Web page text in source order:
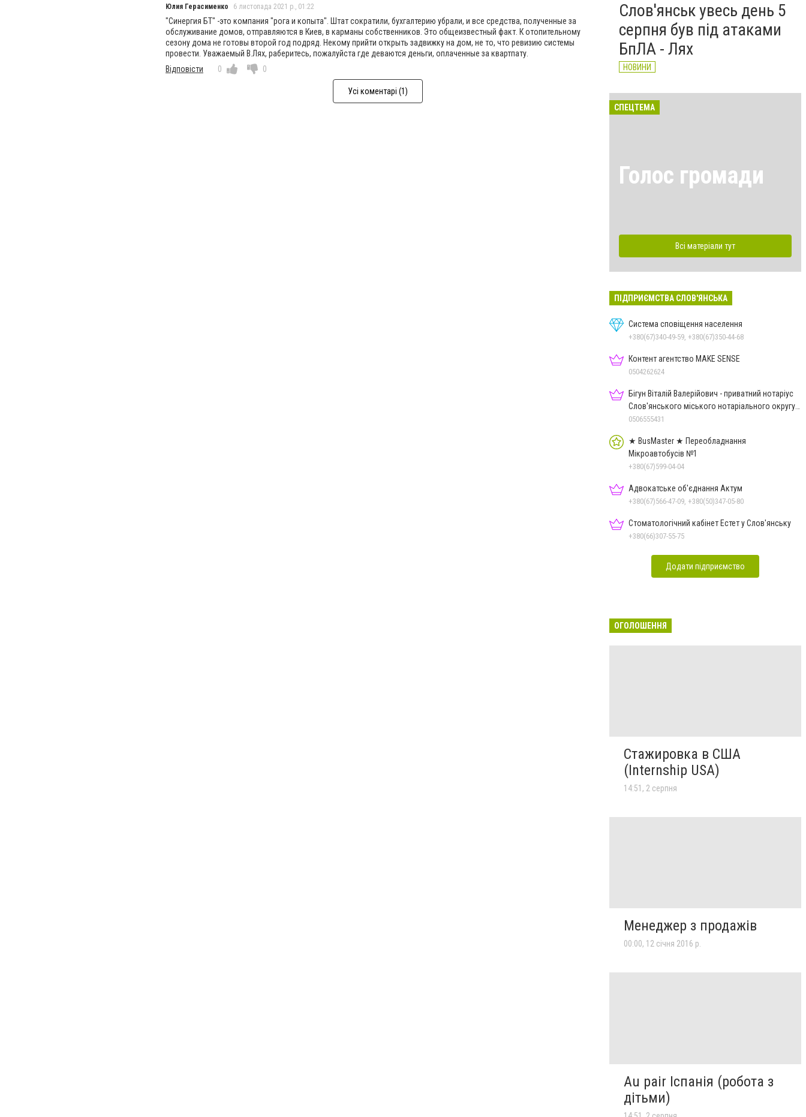
Юлия Герасименко 6 листопада 2021 р., 01:22
"Синергия БТ" -это компания "рога и копыта". Штат сократили, бухгалтерию убрали, и все средства, полученные за
обслуживание домов, отправляются в Киев, в карманы собственников. Это общеизвестный факт. К отопительному
сезону дома не готовы второй год подряд. Некому прийти открыть задвижку на дом, не то, что ревизию системы
провести. Уважаемый В.Лях, раберитесь, пожалуйста где деваются деньги, оплаченные за квартпату.
Відповісти
0 0
Усі коментарі (1)
Слов'янськ увесь день 5
серпня був під атаками
БпЛА - Лях
НОВИНИ
СПЕЦТЕМА
Голос громади
Всі матеріали тут
ПІДПРИЄМСТВА СЛОВ'ЯНСЬКА
Система сповіщення населення
+380(67)340-49-59, +380(67)350-44-68
Контент агентство MAKE SENSE
0504262624
Бігун Віталій Валерійович - приватний нотаріус
Слов'янського міського нотаріального округу
Дон.обл.
0506555431
★ BusMaster ★ Переобладнання
Мікроавтобусів №1
+380(67)599-04-04
Адвокатське об'єднання Актум
+380(67)566-47-09, +380(50)347-05-80
Стоматологічний кабінет Естет у Слов'янську
+380(66)307-55-75
Додати підприємство
ОГОЛОШЕННЯ
Стажировка в США
(Internship USA)
14:51, 2 серпня
Менеджер з продажів
00:00, 12 січня 2016 р.
Au pair Іспанія (робота з
дітьми)